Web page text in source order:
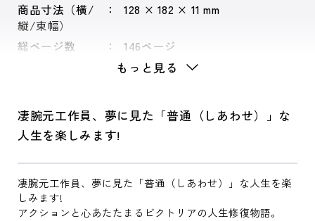
商品寸法（横/
縦/束幅）
128 × 182 × 11 mm
総ページ数 146ページ
もっと見る
凄腕元工作員、夢に見た「普通（しあわせ）」な
人生を楽しみます!
凄腕元工作員、夢に見た「普通（しあわせ）」な人生を楽
しみます!
アクションと心あたたまるビクトリアの人生修復物語。